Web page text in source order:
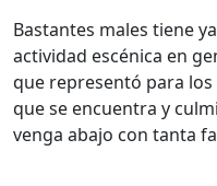
Bastantes males tiene
actividad escénica en
que representó para
que se encuentra y
venga abajo con tanta